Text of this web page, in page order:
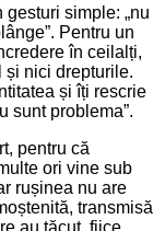
simple: „nu
Pentru un
în ceilalți,
și nici drepturile.
și îți rescrie
sunt problema”.
pentru că
ori vine sub
rușinea nu are
transmisă
au tăcut, fiice